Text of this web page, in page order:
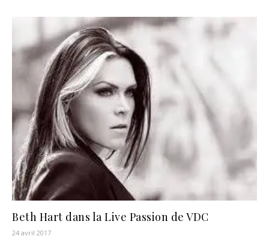
Beth Hart dans la Live Passion de VDC
24 avril 2017